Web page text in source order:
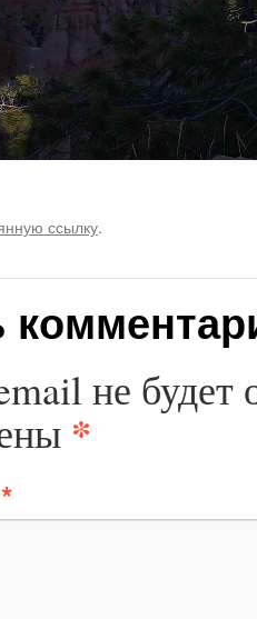
ссылку.
не будет
*
*